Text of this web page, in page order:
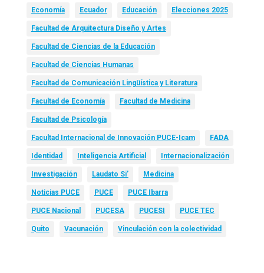
Economía Ecuador Educación Elecciones 2025
Facultad de Arquitectura Diseño y Artes
Facultad de Ciencias de la Educación
Facultad de Ciencias Humanas
Facultad de Comunicación Lingüística y Literatura
Facultad de Economía Facultad de Medicina
Facultad de Psicología
Facultad Internacional de Innovación PUCE-Icam FADA
Identidad Inteligencia Artificial Internacionalización
Investigación Laudato Si’ Medicina
Noticias PUCE PUCE PUCE Ibarra
PUCE Nacional PUCESA PUCESI PUCE TEC
Quito Vacunación Vinculación con la colectividad